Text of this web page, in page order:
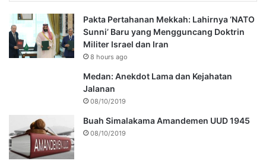
Pakta Pertahanan Mekkah: Lahirnya ‘NATO
Sunni’ Baru yang Mengguncang Doktrin
Militer Israel dan Iran
8 hours ago
Medan: Anekdot Lama dan Kejahatan
Jalanan
08/10/2019
Buah Simalakama Amandemen UUD 1945
08/10/2019